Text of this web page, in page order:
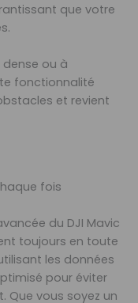
que votre
ou à
fonctionnalité
et revient
fois
du DJI Mavic
toujours en toute
les données
pour éviter
Que vous soyez un